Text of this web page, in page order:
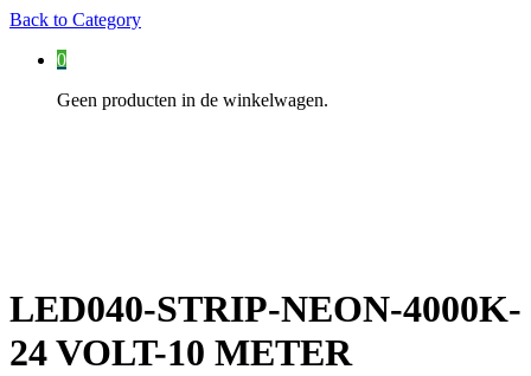
Back to Category
0
Geen producten in de winkelwagen.
LED040-STRIP-NEON-4000K-
24 VOLT-10 METER